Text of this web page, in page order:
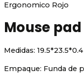
Ergonomico Rojo
Mouse
Medidas:
Empaque: Funda de